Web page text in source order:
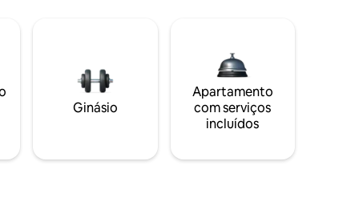
Ginásio
Apartamento
com serviços
incluídos